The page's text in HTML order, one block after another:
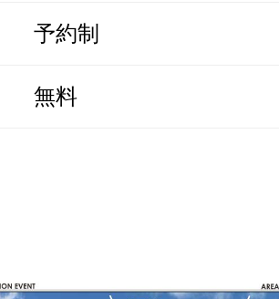
予約制
無料